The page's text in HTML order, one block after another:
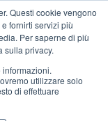
Questi cookie vengono
fornirti servizi più
Per saperne di più
sulla privacy.
utilizzare solo
di effettuare